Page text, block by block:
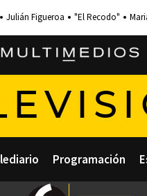
Julián Figueroa "El Recodo"
Programación